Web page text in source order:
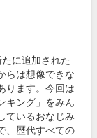
に追加された
らは想像できな
ります。今回は
キング」をみん
ているおなじみ
、歴代すべての